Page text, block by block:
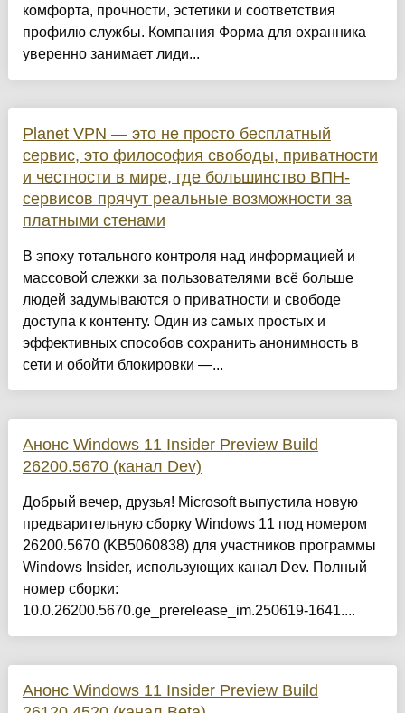
комфорта, прочности, эстетики и соответствия
профилю службы. Компания Форма для охранника
уверенно занимает лиди...
Planet VPN — это не просто бесплатный
сервис, это философия свободы, приватности
и честности в мире, где большинство ВПН-
сервисов прячут реальные возможности за
платными стенами
В эпоху тотального контроля над информацией и
массовой слежки за пользователями всё больше
людей задумываются о приватности и свободе
доступа к контенту. Один из самых простых и
эффективных способов сохранить анонимность в
сети и обойти блокировки —...
Анонс Windows 11 Insider Preview Build
26200.5670 (канал Dev)
Добрый вечер, друзья! Microsoft выпустила новую
предварительную сборку Windows 11 под номером
26200.5670 (KB5060838) для участников программы
Windows Insider, использующих канал Dev. Полный
номер сборки:
10.0.26200.5670.ge_prerelease_im.250619-1641....
Анонс Windows 11 Insider Preview Build